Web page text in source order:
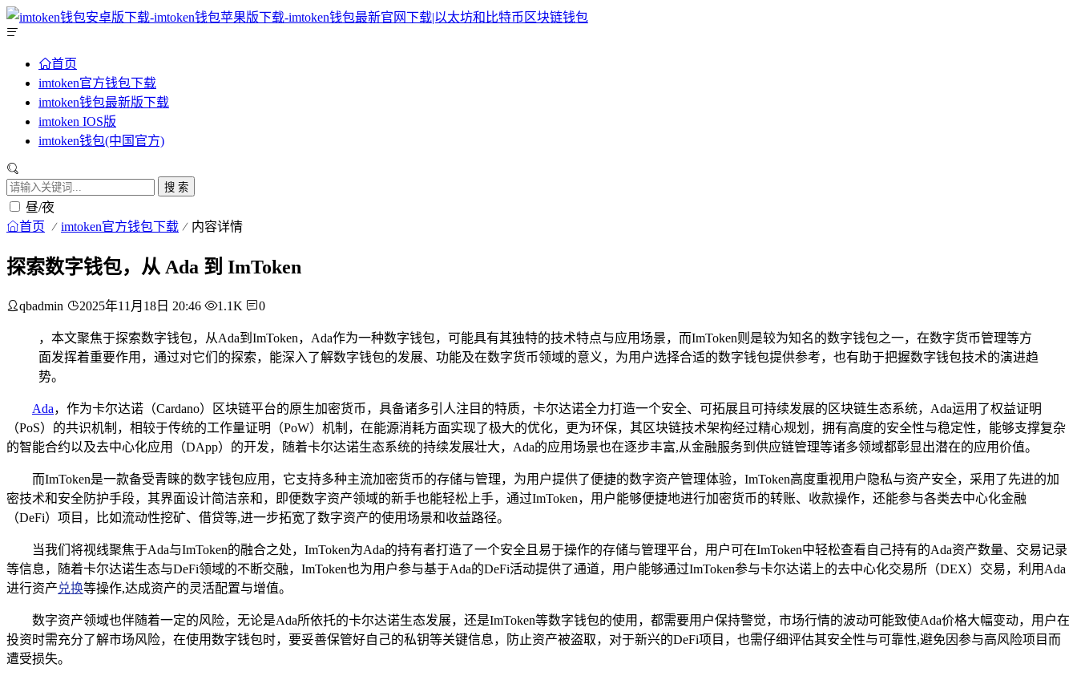
首页
imtoken官方钱包下载
imtoken钱包最新版下载
imtoken IOS版
imtoken钱包(中国官方)
搜 索
昼/夜
首页 imtoken官方钱包下载 内容详情
探索数字钱包，从 Ada 到 ImToken
qbadmin 2025年11月18日 20:46 1.1K 0
，本文聚焦于探索数字钱包，从Ada到ImToken，Ada作为一种数字钱包，可能具有其独特的技术特点与应用场景，而ImToken则是较为知名的数字钱包之一，在数字货币管理等方
面发挥着重要作用，通过对它们的探索，能深入了解数字钱包的发展、功能及在数字货币领域的意义，为用户选择合适的数字钱包提供参考，也有助于把握数字钱包技术的演进趋
势。
Ada，作为卡尔达诺（Cardano）区块链平台的原生加密货币，具备诸多引人注目的特质，卡尔达诺全力打造一个安全、可拓展且可持续发展的区块链生态系统，Ada运用了权益证明
（PoS）的共识机制，相较于传统的工作量证明（PoW）机制，在能源消耗方面实现了极大的优化，更为环保，其区块链技术架构经过精心规划，拥有高度的安全性与稳定性，能够支撑复杂
的智能合约以及去中心化应用（DApp）的开发，随着卡尔达诺生态系统的持续发展壮大，Ada的应用场景也在逐步丰富,从金融服务到供应链管理等诸多领域都彰显出潜在的应用价值。
而ImToken是一款备受青睐的数字钱包应用，它支持多种主流加密货币的存储与管理，为用户提供了便捷的数字资产管理体验，ImToken高度重视用户隐私与资产安全，采用了先进的加
密技术和安全防护手段，其界面设计简洁亲和，即便数字资产领域的新手也能轻松上手，通过ImToken，用户能够便捷地进行加密货币的转账、收款操作，还能参与各类去中心化金融
（DeFi）项目，比如流动性挖矿、借贷等,进一步拓宽了数字资产的使用场景和收益路径。
当我们将视线聚焦于Ada与ImToken的融合之处，ImToken为Ada的持有者打造了一个安全且易于操作的存储与管理平台，用户可在ImToken中轻松查看自己持有的Ada资产数量、交易记录
等信息，随着卡尔达诺生态与DeFi领域的不断交融，ImToken也为用户参与基于Ada的DeFi活动提供了通道，用户能够通过ImToken参与卡尔达诺上的去中心化交易所（DEX）交易，利用Ada
进行资产兑换等操作,达成资产的灵活配置与增值。
数字资产领域也伴随着一定的风险，无论是Ada所依托的卡尔达诺生态发展，还是ImToken等数字钱包的使用，都需要用户保持警觉，市场行情的波动可能致使Ada价格大幅变动，用户在
投资时需充分了解市场风险，在使用数字钱包时，要妥善保管好自己的私钥等关键信息，防止资产被盗取，对于新兴的DeFi项目，也需仔细评估其安全性与可靠性,避免因参与高风险项目而
遭受损失。